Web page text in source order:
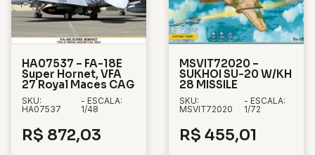
HA07537 – FA-18E
Super Hornet, VFA
27 Royal Maces CAG
SKU:
HA07537
- ESCALA:
1/48
R$ 872,03
MSVIT72020 –
SUKHOI SU-20 W/KH
28 MISSILE
SKU:
MSVIT72020
- ESCALA:
1/72
R$ 455,01